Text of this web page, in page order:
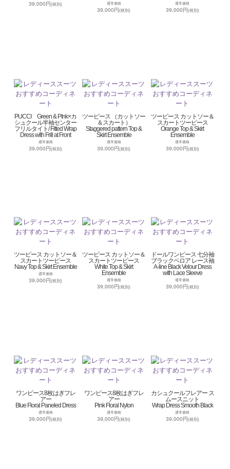
39,000円(税別) 通常価格
39,000円(税別)
通常価格
39,000円(税別)
PUCCI Green & PInk×カ
シュクール半袖センター
フリルタイト/ Fitted Wrap
Dress with Frill at Front
通常価格
39,000円(税別)
ツーピース （カットソー
＆スカート）
Staggered pattern Top &
Skirt Ensemble
通常価格
39,000円(税別)
ツーピース カットソー＆
スカートツーピース
Orange Top & Skirt
Ensemble
通常価格
39,000円(税別)
ツーピース カットソー＆
スカートツーピース
Navy Top & Skirt Ensemble
通常価格
39,000円(税別)
ツーピース カットソー＆
スカートツーピース
White Top & Skirt
Ensemble
通常価格
39,000円(税別)
ドールワンピース 七分袖
ブラックベロア レース袖
A-line Black Velour Dress
with Lace Sleeve
通常価格
39,000円(税別)
ワンピース8枚はぎフレ
アー
Blue Floral Paneled Dress
通常価格
39,000円(税別)
ワンピース8枚はぎフレ
アー
Pink Floral Nylon
通常価格
39,000円(税別)
カシュクールフレアー ス
ムースニット
Wrap Dress Smooth Black
通常価格
39,000円(税別)